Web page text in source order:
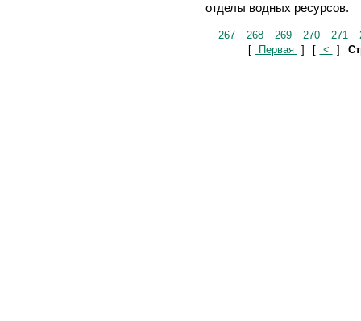
отделы водных ресурсов.
267 268 269 270 271
[
Первая ] [ < ]